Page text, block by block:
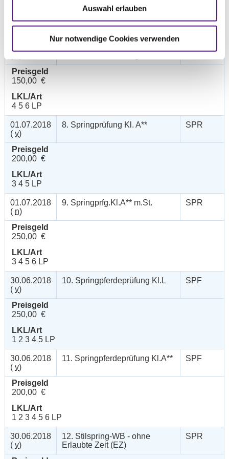
Auswahl erlauben
Nur notwendige Cookies verwenden
LKL/Art
4 5 6 LP
Preisgeld
150,00 €
LKL/Art
4 5 6 LP
01.07.2018
( v)
8. Springprüfung Kl. A** SPR
Preisgeld
200,00 €
LKL/Art
3 4 5 LP
01.07.2018
( n)
9. Springprfg.Kl.A** m.St. SPR
Preisgeld
250,00 €
LKL/Art
3 4 5 6 LP
30.06.2018
( v)
10. Springpferdeprüfung Kl.L SPF
Preisgeld
250,00 €
LKL/Art
1 2 3 4 5 LP
30.06.2018
( v)
11. Springpferdeprüfung Kl.A** SPF
Preisgeld
200,00 €
LKL/Art
1 2 3 4 5 6 LP
30.06.2018
( v)
12. Stilspring-WB - ohne
Erlaubte Zeit (EZ)
SPR